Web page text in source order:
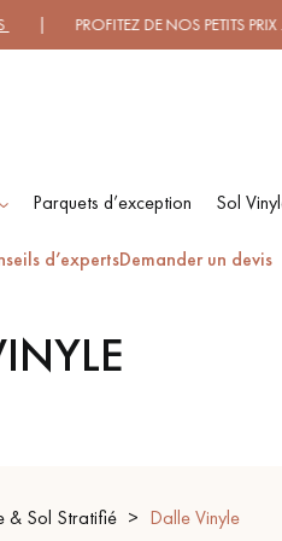
PROFITEZ DE NOS PETITS PRIX .
Parquets d’exception Sol
d’expertsDemander un devis
LES
CONTRECOLLÉ -
& Sol Stratifié Dalle Vinyle